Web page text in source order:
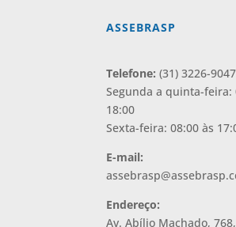
ASSEBRASP
Telefone: (31) 3226-9047
Segunda a quinta-feira:
18:00
Sexta-feira: 08:00 às
E-mail:
Endereço:
Av. Abílio Machado,